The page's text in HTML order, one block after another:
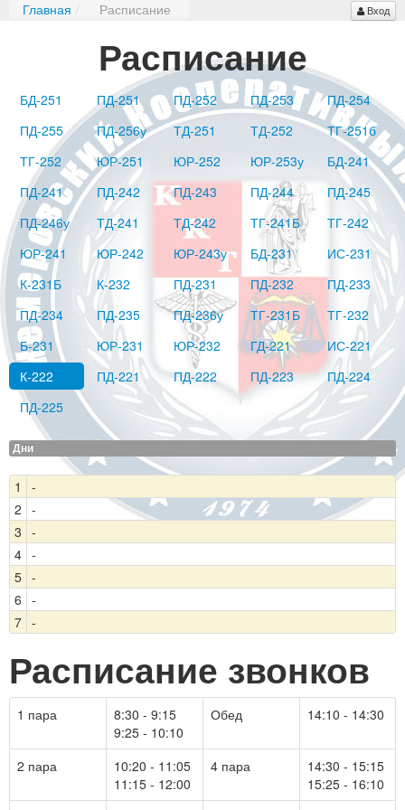
Главная / Расписание Вход
Расписание
БД-251 ПД-251 ПД-252 ПД-253
ПД-254
ПД-255
ПД-256у ТД-251 ТД-252
ТГ-251б
ТГ-252
ЮР-251 ЮР-252 ЮР-253у
БД-241
ПД-241
ПД-242 ПД-243 ПД-244
ПД-245
ПД-246у
ТД-241 ТД-242 ТГ-241Б
ТГ-242
ЮР-241
ЮР-242 ЮР-243у БД-231
ИС-231
К-231Б
К-232 ПД-231 ПД-232
ПД-233
ПД-234
ПД-235 ПД-236у ТГ-231Б
ТГ-232
Б-231
ЮР-231 ЮР-232 ГД-221
ИС-221
К-222
ПД-221 ПД-222 ПД-223
ПД-224
ПД-225
Дни
1
-
2 -
3 -
4 -
5 -
6 -
7 -
Расписание звонков
1 пара
8:30 - 9:15
9:25 - 10:10
Обед 14:10 - 14:30
2 пара
10:20 - 11:05
11:15 - 12:00
4 пара
14:30 - 15:15
15:25 - 16:10